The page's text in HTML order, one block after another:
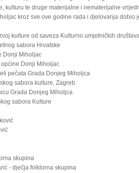
kulturu te druge materijalne i nematerijalne
kroz sve ove godine rada i djelovanja dobio
kulture od saveza Kulturno umjetničkih
sabora Hrvatske
Donji Miholjac
Donji Miholjac
pečata Grada Donjeg Miholjca
sabora kulture, Zagreb
Grada Donjeg Miholjca
sabora Kulture
skupina
- dječja folklorna skupina